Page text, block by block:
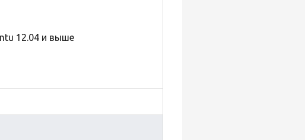
12.04 и выше